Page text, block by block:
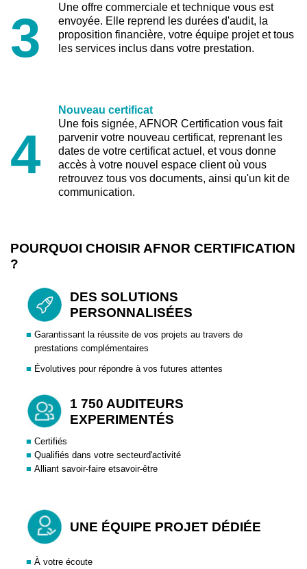
3
Une offre commerciale et technique vous est
envoyée. Elle reprend les durées d'audit, la
proposition financière, votre équipe projet et tous
les services inclus dans votre prestation.
4
Nouveau certificat
Une fois signée, AFNOR Certification vous fait
parvenir votre nouveau certificat, reprenant les
dates de votre certificat actuel, et vous donne
accès à votre nouvel espace client où vous
retrouvez tous vos documents, ainsi qu'un kit de
communication.
POURQUOI CHOISIR AFNOR CERTIFICATION
?
DES SOLUTIONS
PERSONNALISÉES
■ Garantissant la réussite de vos projets au travers de
prestations complémentaires
■ Évolutives pour répondre à vos futures attentes
1 750 AUDITEURS
EXPERIMENTÉS
■ Certifiés
■ Qualifiés dans votre secteurd'activité
■ Alliant savoir-faire etsavoir-être
UNE ÉQUIPE PROJET DÉDIÉE
■ À votre écoute